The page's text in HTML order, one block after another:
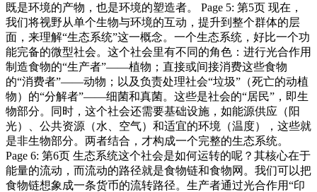
既是环境的产物，也是环境的塑造者。 Page 5: 第5页 现在，
我们将视野从单个生物与环境的互动，提升到整个群体的层
面，来理解“生态系统”这一概念。一个生态系统，好比一个功
能完备的微型社会。这个社会里有不同的角色：进行光合作用
制造食物的“生产者”——植物；直接或间接消费这些食物
的“消费者”——动物；以及负责处理社会“垃圾”（死亡的动植
物）的“分解者”——细菌和真菌。这些是社会的“居民”，即生
物部分。同时，这个社会还需要基础设施，如能源供应（阳
光）、公共资源（水、空气）和适宜的环境（温度），这些就
是非生物部分。两者结合，才构成一个完整的生态系统。
Page 6: 第6页 生态系统这个社会是如何运转的呢？其核心在于
能量的流动，而流动的路径就是食物链和食物网。我们可以把
食物链想象成一条货币的流转路径。生产者通过光合作用“印